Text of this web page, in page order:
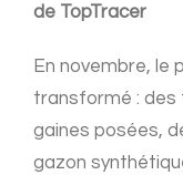
de TopTracer
En novembre, le
transformé : des
gaines posées,
gazon